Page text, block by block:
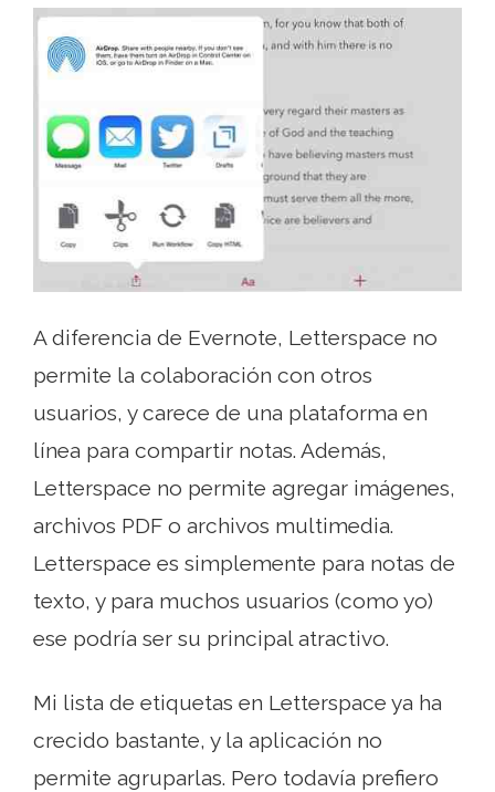
A diferencia de Evernote, Letterspace no
permite la colaboración con otros
usuarios, y carece de una plataforma en
línea para compartir notas. Además,
Letterspace no permite agregar imágenes,
archivos PDF o archivos multimedia.
Letterspace es simplemente para notas de
texto, y para muchos usuarios (como yo)
ese podría ser su principal atractivo.
Mi lista de etiquetas en Letterspace ya ha
crecido bastante, y la aplicación no
permite agruparlas. Pero todavía prefiero